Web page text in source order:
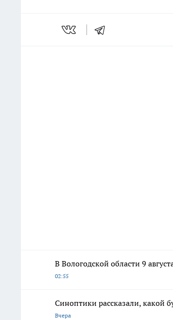
В Вологодской области 9
02:55
Синоптики рассказали, какой
Вчера